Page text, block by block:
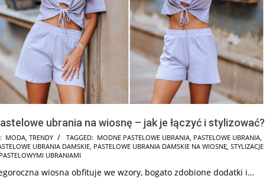
ubrania na wiosnę – jak je łączyć i stylizować?
MODA TRENDY TAGGED: MODNE PASTELOWE UBRANIA PASTELOWE UBRANIA
UBRANIA DAMSKIE PASTELOWE UBRANIA DAMSKIE NA WIOSNĘ STYLIZACJE
UBRANIAMI
wiosna obfituje we wzory, bogato zdobione dodatki i…